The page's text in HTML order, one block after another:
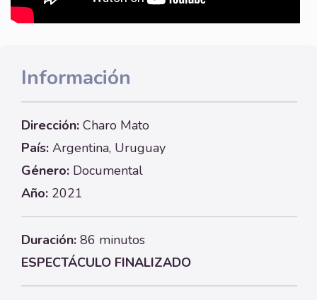
Información
Dirección: Charo Mato
País: Argentina, Uruguay
Género: Documental
Año: 2021
Duración: 86 minutos
ESPECTÁCULO FINALIZADO